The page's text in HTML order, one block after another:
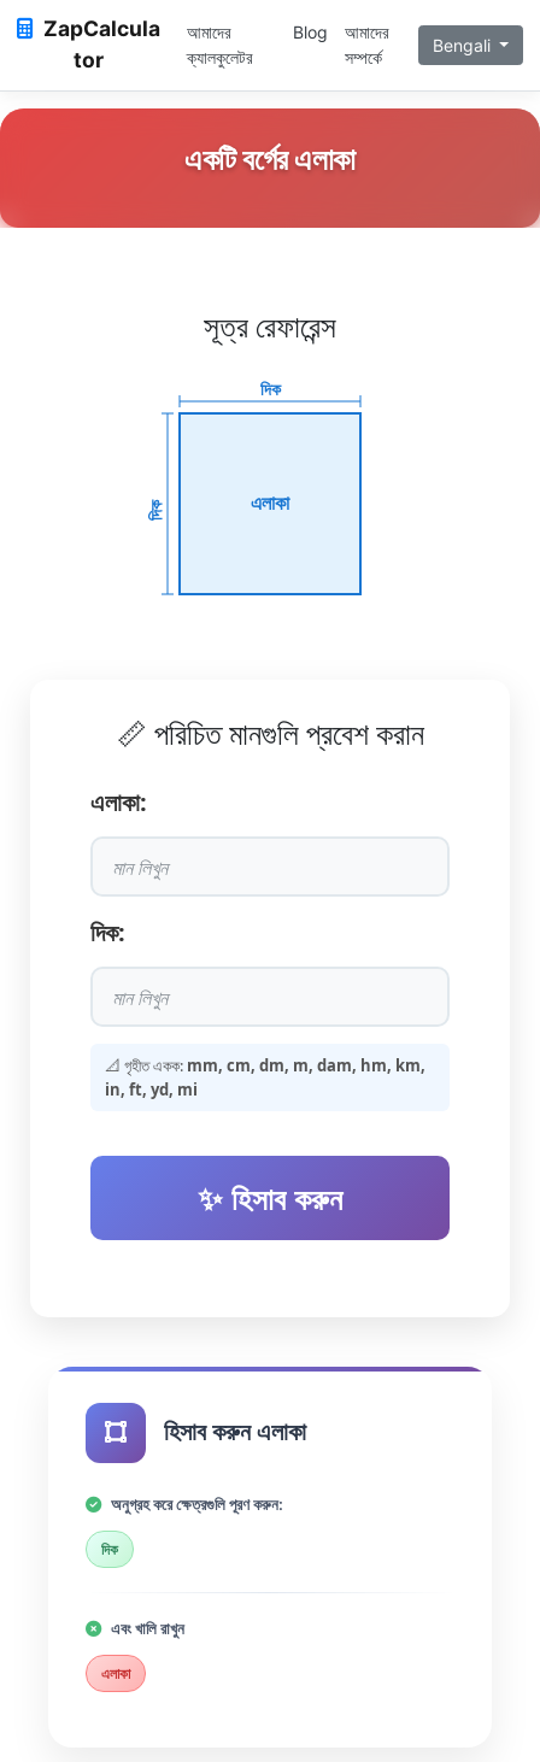
ZapCalcula
tor
আমাদের
ক্যালকুলেটর
Blog
আমাদের
সম্পর্কে
Bengali
একটি বর্গের এলাকা
📏 পরিচিত মানগুলি প্রবেশ করান
এলাকা:
দিক:
📐 গৃহীত একক: mm, cm, dm, m, dam, hm, km,
in, ft, yd, mi
✨ হিসাব করুন
সূত্র রেফারেন্স
দিক
দিক এলাকা
হিসাব করুন এলাকা
অনুগ্রহ করে ক্ষেত্রগুলি পূরণ করুন:
দিক
এবং খালি রাখুন
এলাকা